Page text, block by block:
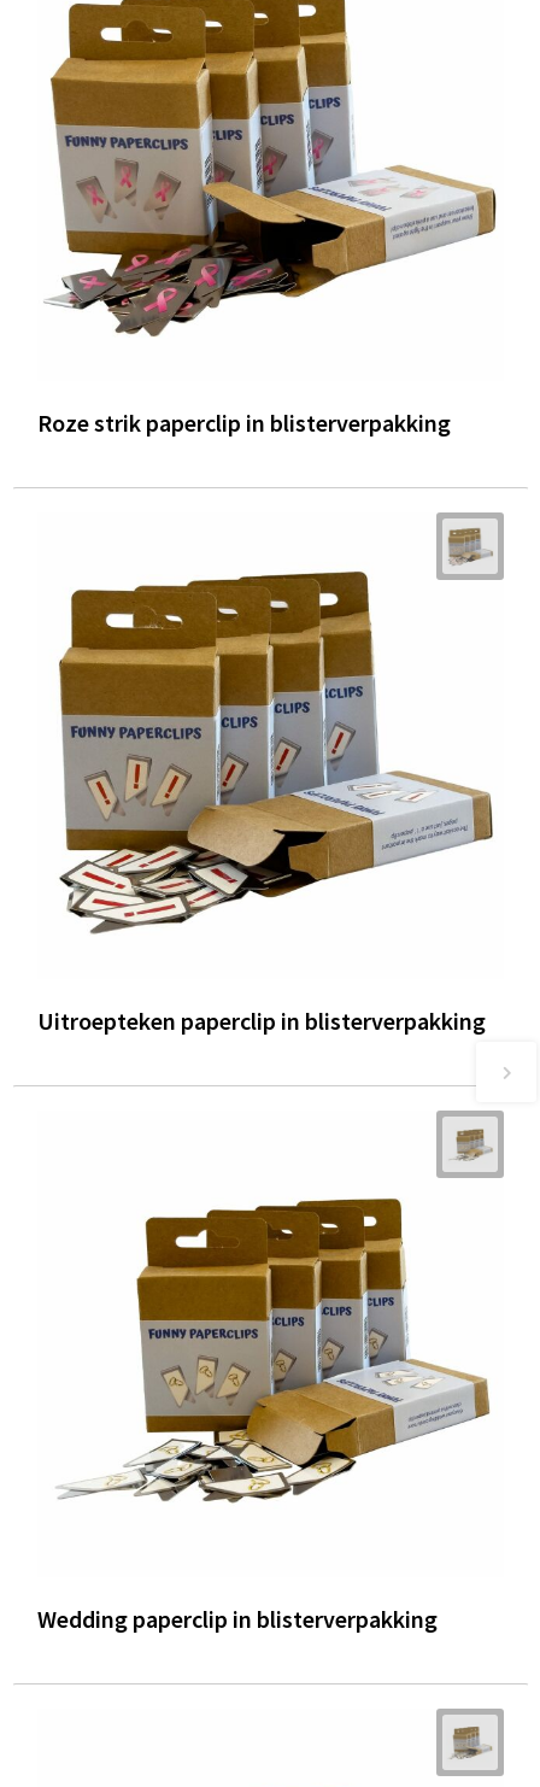
Roze strik paperclip in blisterverpakking
Uitroepteken paperclip in blisterverpakking
Wedding paperclip in blisterverpakking